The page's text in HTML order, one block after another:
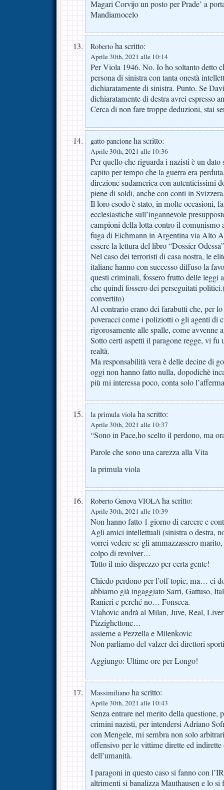
Magari Corvijo un posto per Prade’ a
Mandiamocelo
Roberto ha scritto:
Aprile 30th, 2021 alle 10:14
Per Viola 1946. No. Io ho soltanto detto
persona di sinistra con tanta onestà
dichiaratamente di sinistra. Punto. Se
dichiaratamente di destra avrei espresso
Cerca di non fare troppe deduzioni, stai
gatto pancione ha scritto:
Aprile 30th, 2021 alle 10:36
Per quello che riguarda i nazisti è un
capito per tempo che la guerra era
direzione sudamerica con autenticissimi
piene di soldi, anche con conti in
Il loro esodo è stato, in molte occasioni,
ecclesiastiche sull’ingannevole
campioni della lotta contro il comunismo
fuga di Eichmann in Argentina via Alto
essere la lettura del libro “Dossier
Nel caso dei terroristi di casa nostra, le
italiane hanno con successo diffuso la
questi criminali, fossero frutto delle leggi
che quindi fossero dei perseguitati
convertito)
Al contrario erano dei farabutti che, per
poveracci come i poliziotti o gli agenti di
rigorosamente alle spalle, come avvenne
Sotto certi aspetti il paragone regge, vi fu
realtà.
Ma responsabilità vera è delle decine di
oggi non hanno fatto nulla, dopodichè
più mi interessa poco, conta solo
la primula violaha scritto:
Aprile 30th, 2021 alle 10:37
“Sono in Pace,ho scelto il perdono, ma
Parole che sono una carezza alla Vita
la primula viola
Roberto Genova VIOLA ha scritto:
Aprile 30th, 2021 alle 10:39
Non hanno fatto 1 giorno di carcere e
Agli amici intellettuali (sinistra o destra,
vorrei vedere se gli ammazzassero
colpo di revolver…
Tutto il mio disprezzo per certa gente!
Chiedo perdono per l’off topic, ma… ci
abbiamo già ingaggiato Sarri, Gattuso,
Ranieri e perché no… Fonseca.
Vlahovic andrà al Milan, Juve, Real,
Pizzighettone…
assieme a Pezzella e Milenkovic
Non parliamo del valzer dei direttori
Aggiungo: Ultime ore per Longo!
Massimiliano ha scritto:
Aprile 30th, 2021 alle 10:43
Senza entrare nel merito della questione,
crimini nazisti, per intendersi Adriano
con Mengele, mi sembra non solo
offensivo per le vittime dirette ed
dell’umanità.
I paragoni in questo caso si fanno con
altrimenti si banalizza Mauthausen e lo si